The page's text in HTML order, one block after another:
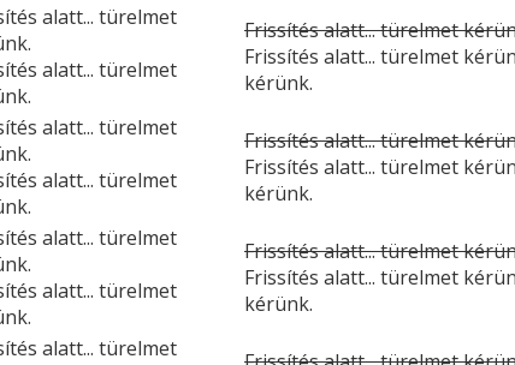
alatt... türelmet
alatt... türelmet
Frissítés alatt... türelmet
Frissítés alatt... türelmet
kérünk.
alatt... türelmet
alatt... türelmet
Frissítés alatt... türelmet
Frissítés alatt... türelmet
kérünk.
alatt... türelmet
alatt... türelmet
Frissítés alatt... türelmet
Frissítés alatt... türelmet
kérünk.
alatt... türelmet